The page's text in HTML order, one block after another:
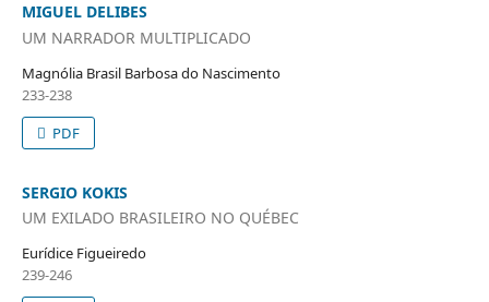
MIGUEL DELIBES
UM NARRADOR MULTIPLICADO
Magnólia Brasil Barbosa do Nascimento
233-238
PDF
SERGIO KOKIS
UM EXILADO BRASILEIRO NO QUÉBEC
Eurídice Figueiredo
239-246